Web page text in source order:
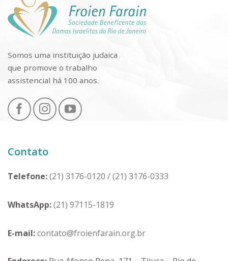
Somos uma instituição judaica
que promove o trabalho
assistencial há 100 anos.
Contato
Telefone:(21) 3176-0120 /(21) 3176-0333
WhatsApp:(21) 97115-1819
E-mail:contato@froienfarain.org.br